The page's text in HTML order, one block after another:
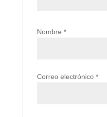
Nombre *
Correo electrónico *